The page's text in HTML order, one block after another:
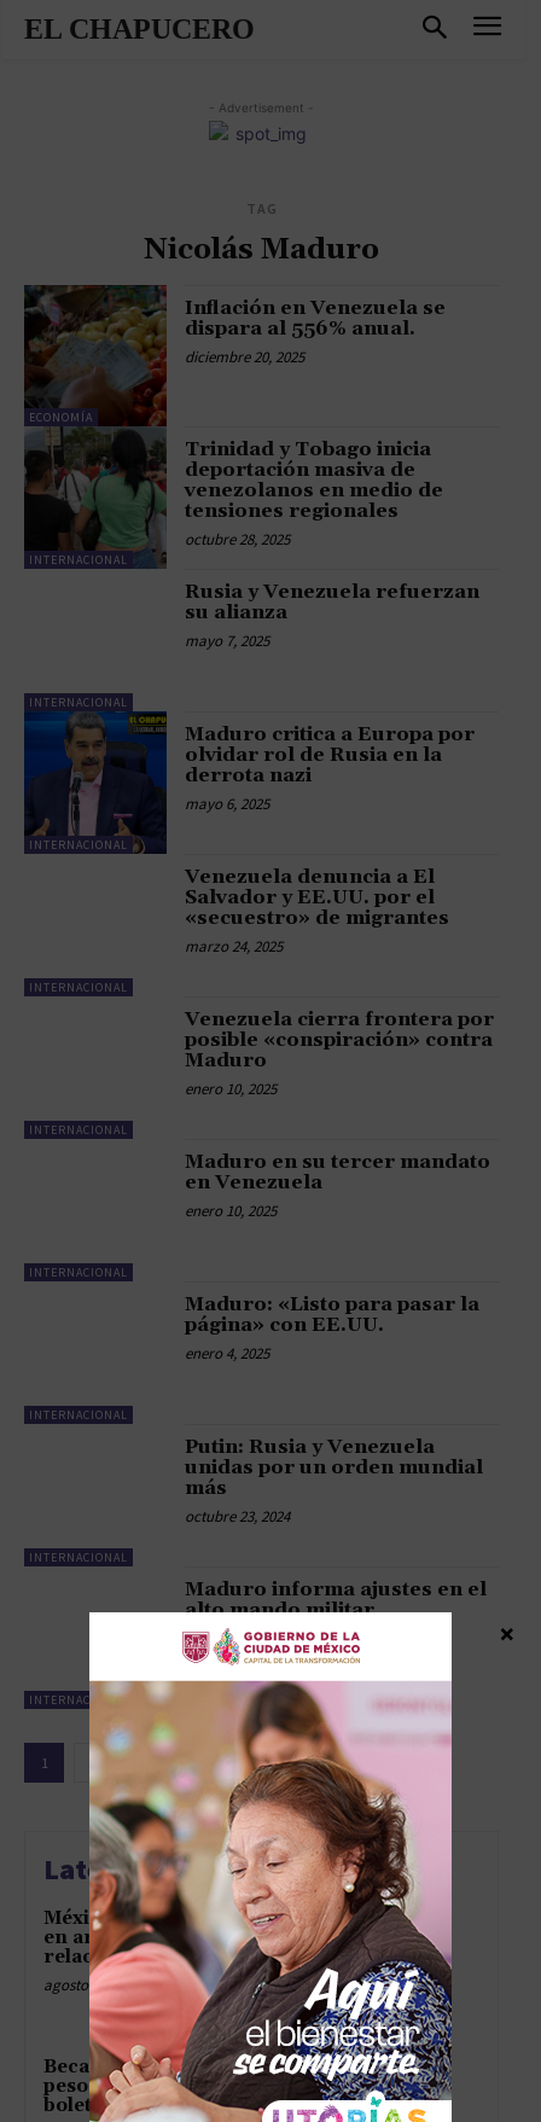
EL CHAPUCERO
- Advertisement -
TAG
Nicolás Maduro
ECONOMÍA
Inflación en Venezuela se
dispara al 556% anual.
diciembre 20, 2025
INTERNACIONAL
Trinidad y Tobago inicia
deportación masiva de
venezolanos en medio de
tensiones regionales
octubre 28, 2025
INTERNACIONAL
Rusia y Venezuela refuerzan
su alianza
mayo 7, 2025
INTERNACIONAL
Maduro critica a Europa por
olvidar rol de Rusia en la
derrota nazi
mayo 6, 2025
INTERNACIONAL
Venezuela denuncia a El
Salvador y EE.UU. por el
«secuestro» de migrantes
marzo 24, 2025
INTERNACIONAL
Venezuela cierra frontera por
posible «conspiración» contra
Maduro
enero 10, 2025
INTERNACIONAL
Maduro en su tercer mandato
en Venezuela
enero 10, 2025
INTERNACIONAL
Maduro: «Listo para pasar la
página» con EE.UU.
enero 4, 2025
INTERNACIONAL
Putin: Rusia y Venezuela
unidas por un orden mundial
más
octubre 23, 2024
INTERNACIONAL
Maduro informa ajustes en el
alto mando militar
octubre 15, 2024
1
Latest news
México obtiene fallo favorable
en arbitraje internacional
relacionado con TV Azteca
agosto 6, 2026
Beca Rita Cetina reparte 2,500
pesos como quien entrega
boletos para el cine sin fila
×